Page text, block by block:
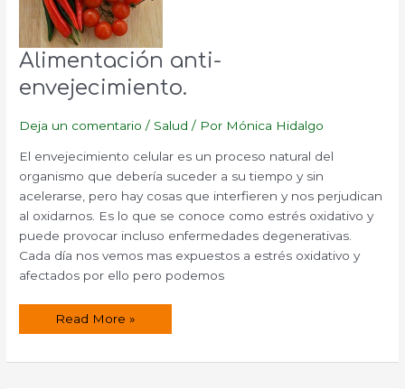
Alimentación anti-
envejecimiento.
Deja un comentario / Salud / Por Mónica Hidalgo
El envejecimiento celular es un proceso natural del
organismo que debería suceder a su tiempo y sin
acelerarse, pero hay cosas que interfieren y nos perjudican
al oxidarnos. Es lo que se conoce como estrés oxidativo y
puede provocar incluso enfermedades degenerativas.
Cada día nos vemos mas expuestos a estrés oxidativo y
afectados por ello pero podemos
Alimentación
Read More »